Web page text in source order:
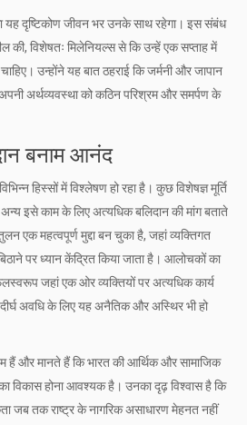
यह दृष्टिकोण जीवन भर उनके साथ रहेगा। इस संबंध
की, विशेषतः मिलेनियल्स से कि उन्हें एक सप्ताह में
उन्होंने यह बात ठहराई कि जर्मनी और जापान
अर्थव्यवस्था को कठिन परिश्रम और समर्पण के
बनाम आनंद
हिस्सों में विश्लेषण हो रहा है। कुछ विशेषज्ञ मूर्ति
इसे काम के लिए अत्यधिक बलिदान की मांग बताते
एक महत्वपूर्ण मुद्दा बन चुका है, जहां व्यक्तिगत
पर ध्यान केंद्रित किया जाता है। आलोचकों का
जहां एक ओर व्यक्तियों पर अत्यधिक कार्य
अवधि के लिए यह अनैतिक और अस्थिर भी हो
हैं और मानते हैं कि भारत की आर्थिक और सामाजिक
विकास होना आवश्यक है। उनका दृढ़ विश्वास है कि
जब तक राष्ट्र के नागरिक असाधारण मेहनत नहीं